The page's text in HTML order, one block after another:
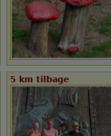
5 km tilbage